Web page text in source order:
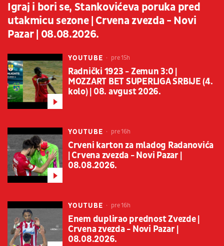
Igraj i bori se, Stankovićeva poruka pred
utakmicu sezone | Crvena zvezda - Novi
Pazar | 08.08.2026.
YOUTUBE pre 15h
Radnički 1923 - Zemun 3:0 |
MOZZART BET SUPERLIGA SRBIJE (4.
kolo) | 08. avgust 2026.
YOUTUBE pre 16h
Crveni karton za mladog Radanovića
| Crvena zvezda - Novi Pazar |
08.08.2026.
YOUTUBE pre 16h
Enem duplirao prednost Zvezde |
Crvena zvezda - Novi Pazar |
08.08.2026.